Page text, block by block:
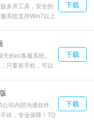
装向导，双击运行。
多开工具，安全的
系统支持Win7以上
下载
的ec客服系统。
只要有手机，可以
下载
司内部沟通软件。
休，专业保障！TQ
下载